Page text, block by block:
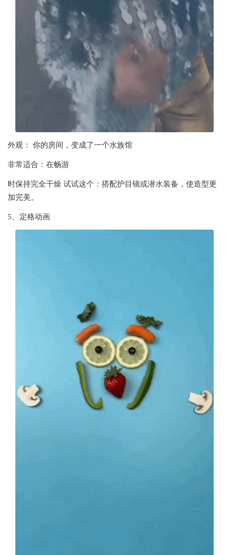
外观： 你的房间，变成了一个水族馆
非常适合：在畅游
时保持完全干燥 试试这个：搭配护目镜或潜水装备，使造型更
加完美。
5、定格动画